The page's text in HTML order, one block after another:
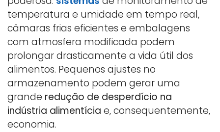
temperatura e umidade em tempo real,
câmaras frias eficientes e embalagens
com atmosfera modificada podem
prolongar drasticamente a vida útil dos
alimentos. Pequenos ajustes no
armazenamento podem gerar uma
grande redução de desperdício na
indústria alimentícia e, consequentemente,
economia.